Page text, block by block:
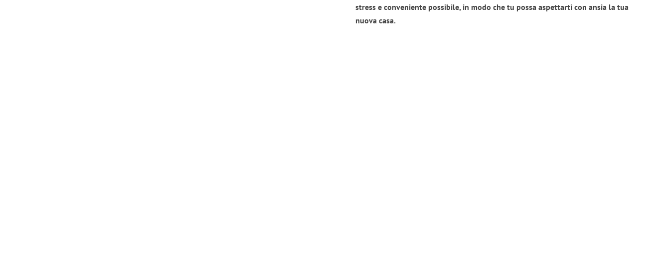
stress e conveniente possibile, in modo che tu possa aspettarti con ansia la tua
nuova casa.